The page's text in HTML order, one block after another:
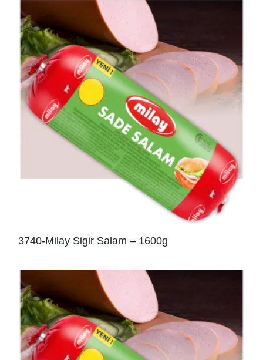
3740-Milay Sigir Salam – 1600g